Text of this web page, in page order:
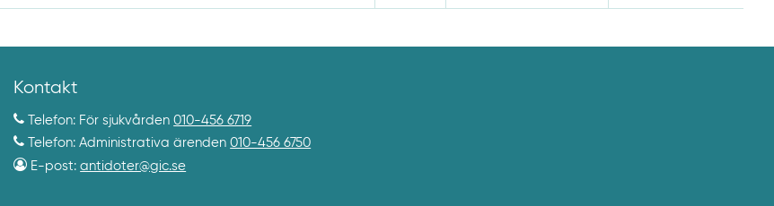
Kontakt
Telefon: För sjukvården010-456 6719
Telefon: Administrativa ärenden010-456 6750
E-post:antidoter@gic.se